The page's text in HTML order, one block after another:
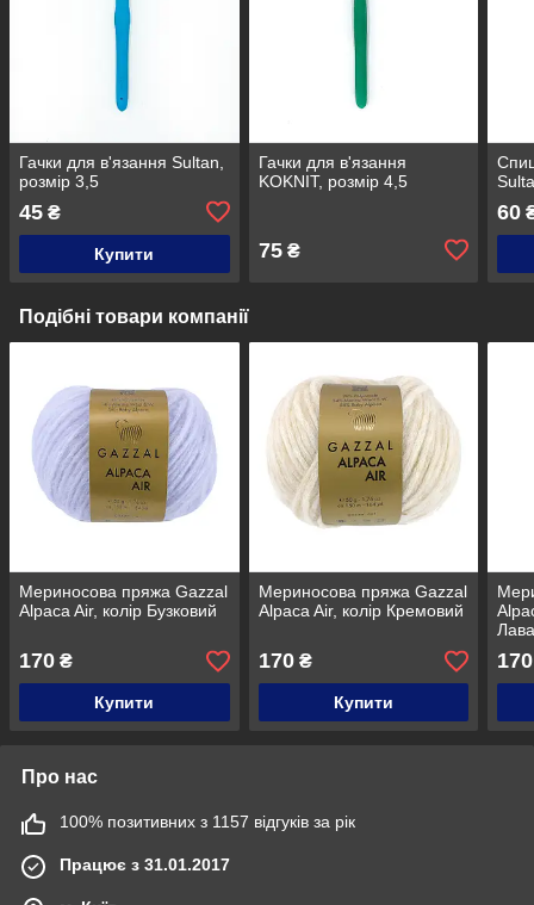
Гачки для в'язання Sultan,
розмір 3,5
45 ₴
Купити
Гачки для в'язання
KOKNIT, розмір 4,5
75₴
60
Подібні товари компанії
Мериносова пряжа Gazzal
Alpaca Air, колір Бузковий
170 ₴
Купити
Мериносова пряжа Gazzal
Alpaca Air, колір Кремовий
170₴
Купити
170
Про нас
100% позитивних з 1157 відгуків за рік
Працює з 31.01.2017